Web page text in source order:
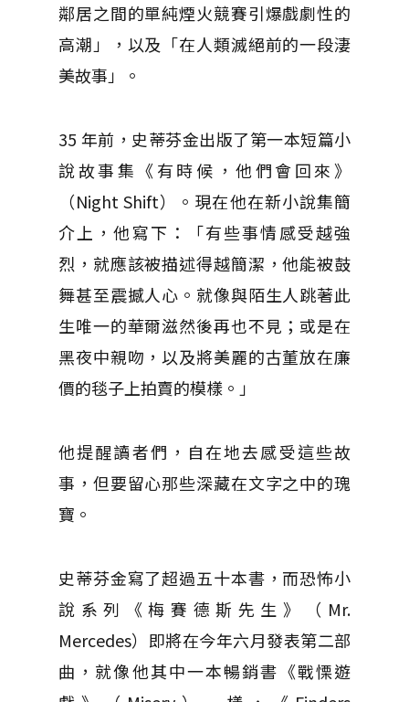
鄰居之間的單純煙火競賽引爆戲劇性的
高潮」，以及「在人類滅絕前的一段淒
美故事」。
35 年前，史蒂芬金出版了第一本短篇小
說故事集《有時候，他們會回來》
（Night Shift）。現在他在新小說集簡
介上，他寫下：「有些事情感受越強
烈，就應該被描述得越簡潔，他能被鼓
舞甚至震撼人心。就像與陌生人跳著此
生唯一的華爾滋然後再也不見；或是在
黑夜中親吻，以及將美麗的古董放在廉
價的毯子上拍賣的模樣。」
他提醒讀者們，自在地去感受這些故
事，但要留心那些深藏在文字之中的瑰
寶。
史蒂芬金寫了超過五十本書，而恐怖小
說系列《梅賽德斯先生》（Mr.
Mercedes）即將在今年六月發表第二部
曲，就像他其中一本暢銷書《戰慄遊